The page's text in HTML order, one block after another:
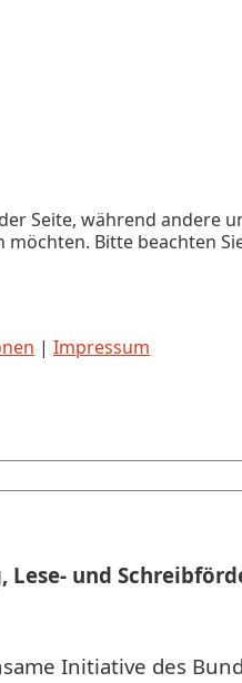
und
Initiative des
Seite, während andere
Bitte beachten
| Impressum